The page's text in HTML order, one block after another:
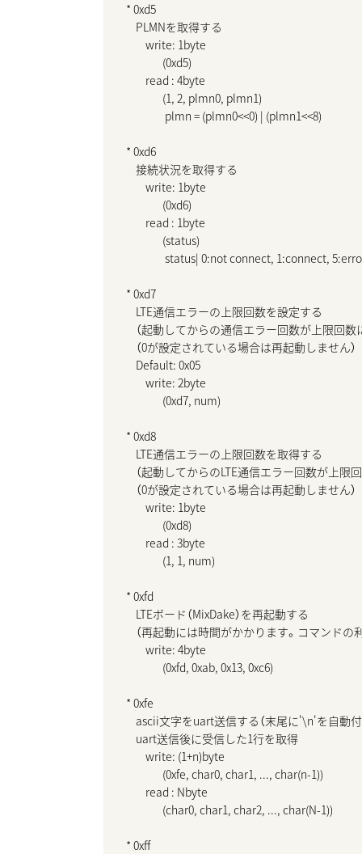
* 0xd5
    PLMNを取得する
        write: 1byte
               (0xd5)
        read : 4byte
               (1, 2, plmn0, plmn1)
                plmn = (plmn0<<0) | (plmn1<<8)
* 0xd6
    接続状況を取得する
        write: 1byte
               (0xd6)
        read : 1byte
               (status)
status| 0:not connect, 1:connect,
* 0xd7
    LTE通信エラーの上限回数を設定する
（起動してからの通信エラー回数が上限回
    （0が設定されている場合は再起動しません）
    Default: 0x05
        write: 2byte
               (0xd7, num)
* 0xd8
    LTE通信エラーの上限回数を取得する
（起動してからのLTE通信エラー回数が上限
    （0が設定されている場合は再起動しません）
        write: 1byte
               (0xd8)
        read : 3byte
               (1, 1, num)
* 0xfd
    LTEボード（MixDake）を再起動する
（再起動には時間がかかります。コマンド
        write: 4byte
               (0xfd, 0xab, 0x13, 0xc6)
* 0xfe
ascii文字をuart送信する（末尾に'\n'を自動
    uart送信後に受信した1行を取得
        write: (1+n)byte
               (0xfe, char0, char1, ..., char(n-1))
        read : Nbyte
               (char0, char1, char2, ..., char(N-1))
* 0xff